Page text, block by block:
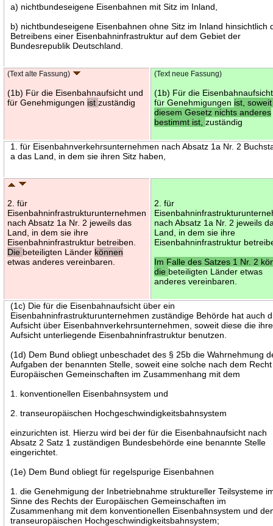
a) nichtbundeseigene Eisenbahnen mit Sitz im Inland,
b) nichtbundeseigene Eisenbahnen ohne Sitz im Inland hinsichtlich
Betreibens einer Eisenbahninfrastruktur auf dem Gebiet der
Bundesrepublik Deutschland.
(Text alte Fassung)
(1b) Für die Eisenbahnaufsicht und
für Genehmigungen istzuständig
(Text neue Fassung)
(1b) Für die
für Genehmigungen ist,
diesem Gesetz nichts anderes
bestimmt ist,zuständig
1. für Eisenbahnverkehrsunternehmen nach Absatz 1a Nr. 2
a das Land, in dem sie ihren Sitz haben,
2. für
Eisenbahninfrastrukturunternehmen
nach Absatz 1a Nr. 2 jeweils das
Land, in dem sie ihre
Eisenbahninfrastruktur betreiben.
Die beteiligten Länder können
etwas anderes vereinbaren.
2. für
nach Absatz 1a Nr. 2 jeweils
Land, in dem sie ihre
Eisenbahninfrastruktur
Im Falle des Satzes 1 Nr. 2
die beteiligten Länder etwas
anderes vereinbaren.
(1c) Die für die Eisenbahnaufsicht über ein
Eisenbahninfrastrukturunternehmen zuständige Behörde hat auch
Aufsicht über Eisenbahnverkehrsunternehmen, soweit diese die
Aufsicht unterliegende Eisenbahninfrastruktur benutzen.
(1d) Dem Bund obliegt unbeschadet des § 25b die Wahrnehmung
Aufgaben der benannten Stelle, soweit eine solche nach dem
Europäischen Gemeinschaften im Zusammenhang mit dem
1. konventionellen Eisenbahnsystem und
2. transeuropäischen Hochgeschwindigkeitsbahnsystem
einzurichten ist. Hierzu wird bei der für die Eisenbahnaufsicht nach
Absatz 2 Satz 1 zuständigen Bundesbehörde eine benannte Stelle
eingerichtet.
(1e) Dem Bund obliegt für regelspurige Eisenbahnen
1. die Genehmigung der Inbetriebnahme struktureller Teilsysteme
Sinne des Rechts der Europäischen Gemeinschaften im
Zusammenhang mit dem konventionellen Eisenbahnsystem und
transeuropäischen Hochgeschwindigkeitsbahnsystem;